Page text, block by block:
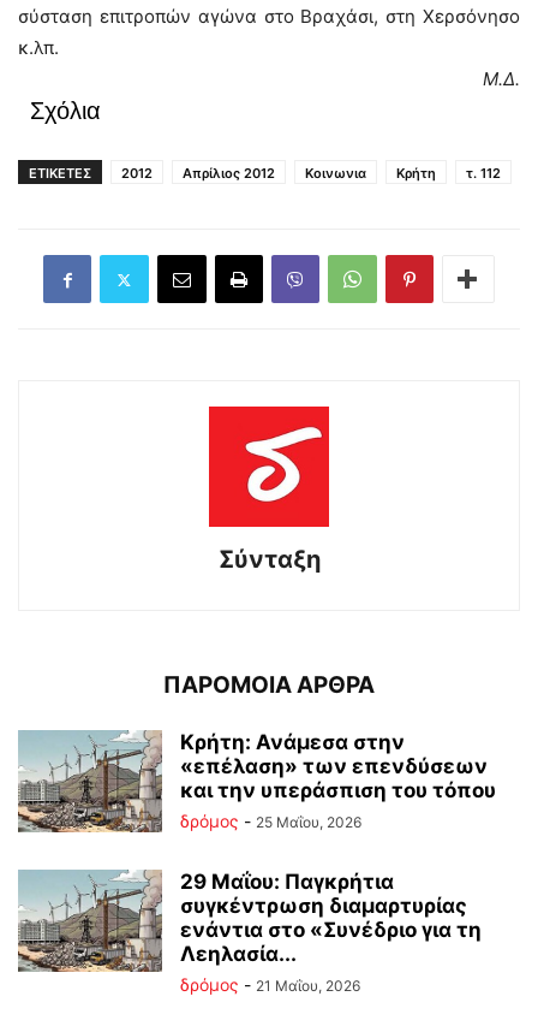
σύσταση επιτροπών αγώνα στο Βραχάσι, στη Χερσόνησο
κ.λπ.
Μ.Δ.
Σχόλια
ΕΤΙΚΕΤΕΣ 2012 Απρίλιος 2012 Κοινωνια Κρήτη τ. 112
Σύνταξη
ΠΑΡΟΜΟΙΑ ΑΡΘΡΑ
Κρήτη: Ανάμεσα στην
«επέλαση» των επενδύσεων
και την υπεράσπιση του τόπου
δρόμος - 25 Μαΐου, 2026
29 Μαΐου: Παγκρήτια
συγκέντρωση διαμαρτυρίας
ενάντια στο «Συνέδριο για τη
Λεηλασία...
δρόμος - 21 Μαΐου, 2026